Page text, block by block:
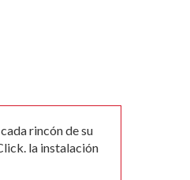
rincón de su
la instalación